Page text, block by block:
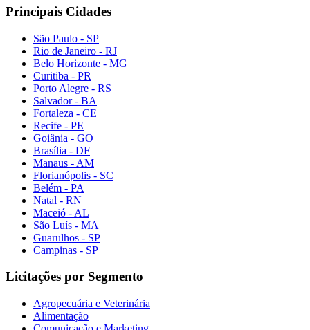
Principais Cidades
São Paulo - SP
Rio de Janeiro - RJ
Belo Horizonte - MG
Curitiba - PR
Porto Alegre - RS
Salvador - BA
Fortaleza - CE
Recife - PE
Goiânia - GO
Brasília - DF
Manaus - AM
Florianópolis - SC
Belém - PA
Natal - RN
Maceió - AL
São Luís - MA
Guarulhos - SP
Campinas - SP
Licitações por Segmento
Agropecuária e Veterinária
Alimentação